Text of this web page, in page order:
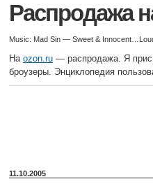
Распродажа
Music: Mad Sin — Sweet &
На ozon.ru — распродажа. Я
броузеры. Энциклопедия
11.10.2005